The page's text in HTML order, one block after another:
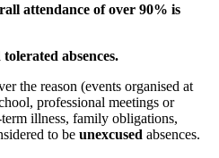
attendance of over 90% is
absences.
the reason (events organised at
professional meetings or
illness, family obligations,
to be unexcused absences.